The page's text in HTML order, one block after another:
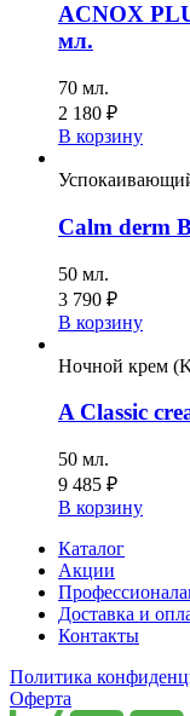
ACNOX
мл.
70 мл.
2 180 ₽
В корзину
Calm derm
50 мл.
3 790 ₽
В корзину
Ночной крем
A Classic
50 мл.
9 485 ₽
В корзину
Каталог
Акции
Доставка и
Контакты
Политика
Оферта